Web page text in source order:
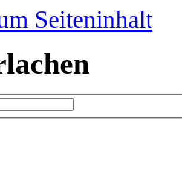
Seiteninhalt